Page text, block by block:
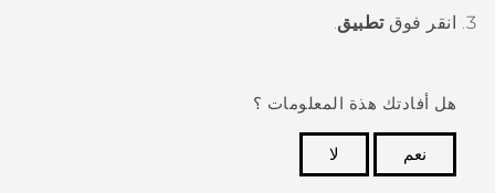
انقر فوقتطبيق.
هل أفادتك هذة المعلومات ؟
نعم
لا